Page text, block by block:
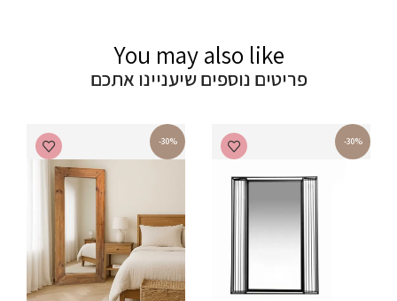
You may also like
פריטים נוספים שיעניינו אתכם
-30%
-30%